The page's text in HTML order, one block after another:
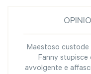
Maestoso custode
Fanny stupisce
avvolgente e